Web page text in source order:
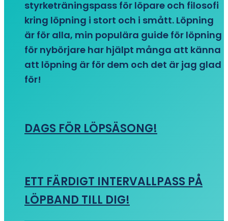
styrketräningspass för löpare och filosofi
kring löpning i stort och i smått. Löpning
är för alla, min populära guide för löpning
för nybörjare har hjälpt många att känna
att löpning är för dem och det är jag glad
för!
DAGS FÖR LÖPSÄSONG!
ETT FÄRDIGT INTERVALLPASS PÅ
LÖPBAND TILL DIG!